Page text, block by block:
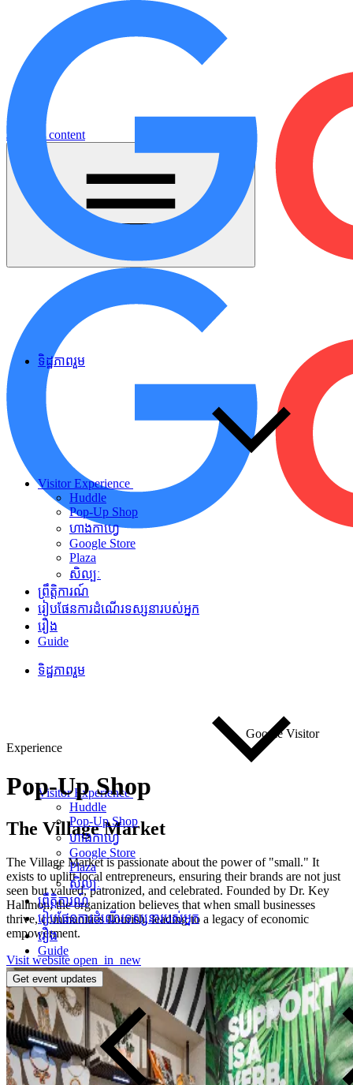
Jump to content
ទិដ្ឋភាពរួម
Visitor Experience
Huddle
Pop-Up Shop
ហាងកាហ្វេ
Google Store
Plaza
សិល្បៈ
ព្រឹត្តិការណ៍
រៀបផែនការដំណើរទស្សនារបស់អ្នក
រឿង
Guide
ទិដ្ឋភាពរួម
Visitor Experience
Huddle
Pop-Up Shop
ហាងកាហ្វេ
Google Store
Plaza
សិល្បៈ
ព្រឹត្តិការណ៍
រៀបផែនការដំណើរទស្សនារបស់អ្នក
រឿង
Guide
Get event updates
Google Visitor
Experience
Pop-Up Shop
The Village Market
The Village Market is passionate about the power of "small." It
exists to uplift local entrepreneurs, ensuring their brands are not just
seen but valued, patronized, and celebrated. Founded by Dr. Key
Hallmon, the organization believes that when small businesses
thrive, communities flourish, leading to a legacy of economic
empowerment.
Visit website open_in_new